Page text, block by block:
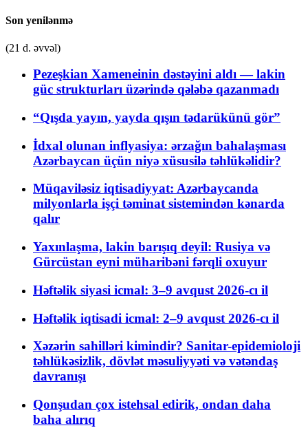
Son yenilənmə
(21 d. əvvəl)
Pezeşkian Xameneinin dəstəyini aldı — lakin
güc strukturları üzərində qələbə qazanmadı
“Qışda yayın, yayda qışın tədarükünü gör”
İdxal olunan inflyasiya: ərzağın bahalaşması
Azərbaycan üçün niyə xüsusilə təhlükəlidir?
Müqaviləsiz iqtisadiyyat: Azərbaycanda
milyonlarla işçi təminat sistemindən kənarda
qalır
Yaxınlaşma, lakin barışıq deyil: Rusiya və
Gürcüstan eyni müharibəni fərqli oxuyur
Həftəlik siyasi icmal: 3–9 avqust 2026-cı il
Həftəlik iqtisadi icmal: 2–9 avqust 2026-cı il
Xəzərin sahilləri kimindir? Sanitar-epidemioloji
təhlükəsizlik, dövlət məsuliyyəti və vətəndaş
davranışı
Qonşudan çox istehsal edirik, ondan daha
baha alırıq